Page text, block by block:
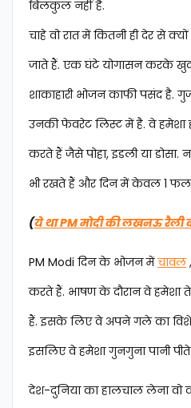
बिलकुल नहीं है.
चाहे वो रात में कितनी ही देर से
जाते हैं. एक घंटे योगासन करके
शाकाहारी भोजन काफी पसंद है.
उनकी फेवरेट लिस्ट में है. वे
करते हैं जैसे पोहा, इडली या डोसा.
भी रखते हैं और दिन में केवल 1 फल
(ये था PM मोदी की लखनऊ रैली
PM Modi दिन के भोजन मेंचावल
करते हैं. भाषण के दौरान वे
हैं. इसके लिए वे अपने गले का
इसलिए वे हमेशा गुनगुना पानी
देश-दुनिया का हालचाल लेना